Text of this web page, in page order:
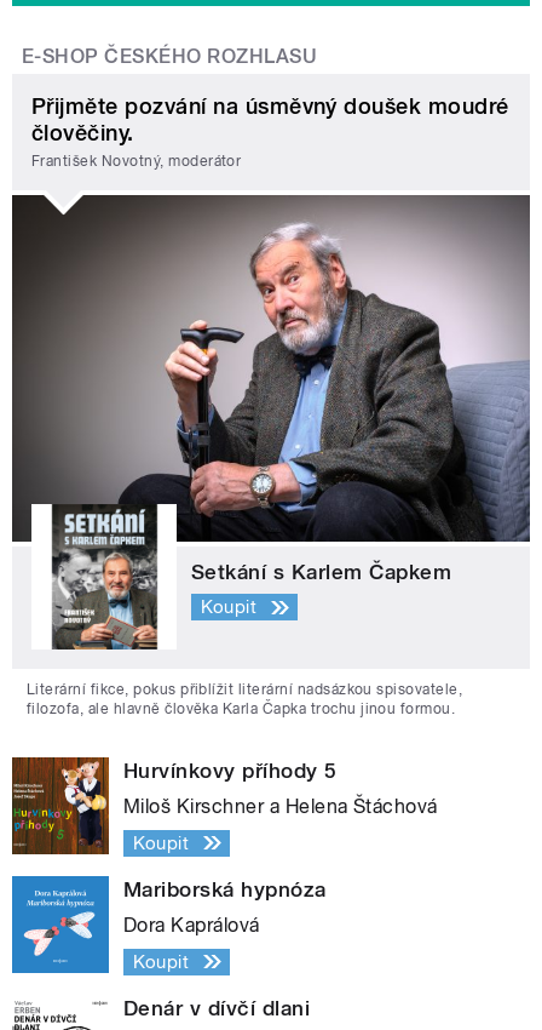
E-SHOP ČESKÉHO ROZHLASU
Přijměte pozvání na úsměvný doušek moudré
člověčiny.
František Novotný, moderátor
Setkání s Karlem Čapkem
Koupit
Literární fikce, pokus přiblížit literární nadsázkou spisovatele,
filozofa, ale hlavně člověka Karla Čapka trochu jinou formou.
Hurvínkovy příhody 5
Miloš Kirschner a Helena Štáchová
Koupit
Mariborská hypnóza
Dora Kaprálová
Koupit
Denár v dívčí dlani